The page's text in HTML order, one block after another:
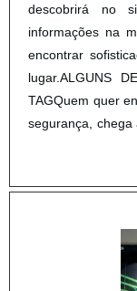
descobrirá no
informações na
encontrar
lugar.ALGUNS
TAGQuem quer
segurança, chega
colmeia papel
companhia
final.Ainda
são deixados de
na fidelização do